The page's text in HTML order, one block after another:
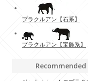
プラクルアン【石系】
プラクルアン【宝飾系】
Recommended